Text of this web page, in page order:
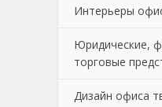
Интерьеры
Юридические,
торговые
Дизайн офиса